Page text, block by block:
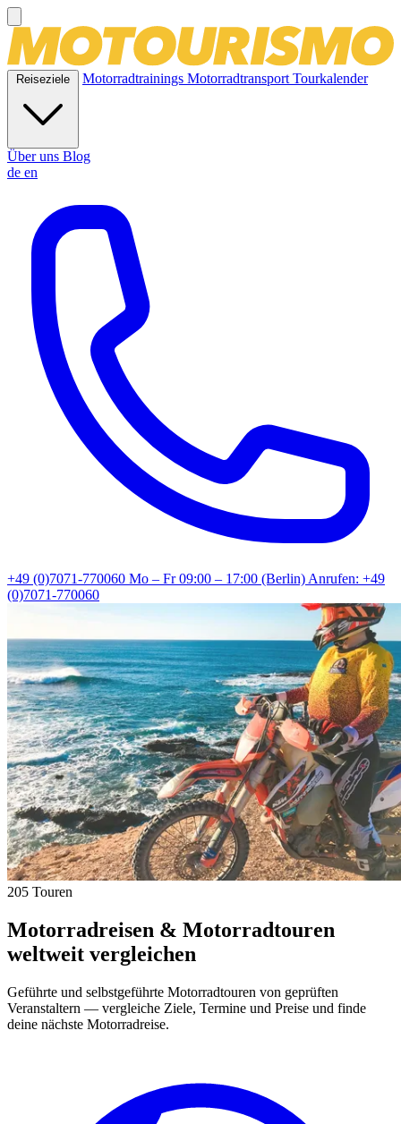
Reiseziele Motorradtrainings MotorradtransportTourkalender
Über uns Blog
de en
+49 (0)7071-770060 Mo – Fr 09:00 – 17:00 (Berlin)Anrufen: +49
(0)7071-770060
205 Touren
Motorradreisen & Motorradtouren
weltweit vergleichen
Geführte und selbstgeführte Motorradtouren von geprüften
Veranstaltern — vergleiche Ziele, Termine und Preise und finde
deine nächste Motorradreise.